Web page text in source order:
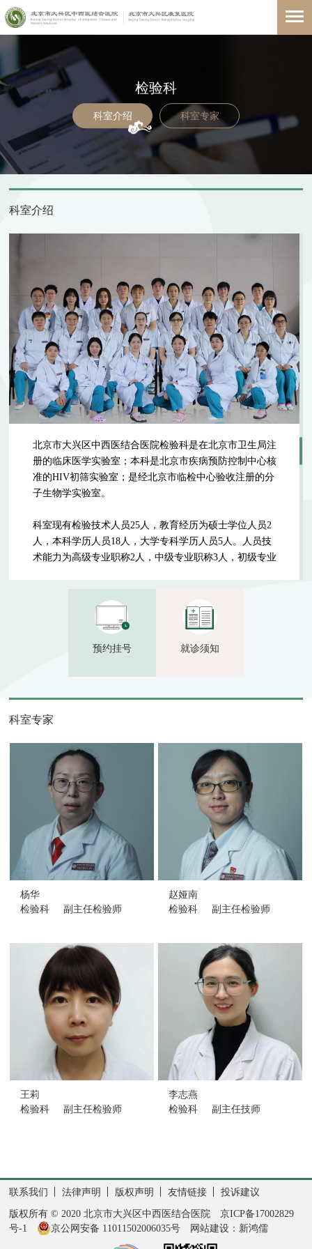
检验科
科室介绍 科室专家
科室介绍
北京市大兴区中西医结合医院检验科是在北京市卫生局注
册的临床医学实验室；本科是北京市疾病预防控制中心核
准的HIV初筛实验室；是经北京市临检中心验收注册的分
子生物学实验室。
科室现有检验技术人员25人，教育经历为硕士学位人员2
人，本科学历人员18人，大学专科学历人员5人。人员技
术能力为高级专业职称2人，中级专业职称3人，初级专业
进取精神的团队。
疫学、临床微生物专业、HIV初筛实验室、细胞分子遗传
项检测项目。
器设备。包括全自动血细胞分析系统、全自动尿液有形成
份分析系统、全自动大型生化分析仪、全自动大型免疫分
析设备、全自动凝血分析仪、全自动血培养仪、全自动微
生物鉴定药敏分析仪、全自动荧光定量基因扩增分析仪等
设备，实现了临床检验自动化和标准化，全方位为患者和
临床科研提供准确及时的检验服务。同时建立了完善的质
量管理体系，科室硬件和软件建设实现了跨越式发展，成
为设备先进、功能完善、检测水平较高、管理规范、质量
可靠的综合性临床检验实验室。
检验科深入践行于科学发展观，本着“以病人为中心”的服
项目;不断评价和优化已开展的检验技术;不断加强质量理
体系建设，提高检验质量和效益;我们的目标是高效、快
速、准确、求真！
咨询电话：010-61278007
预约挂号 就诊须知
科室专家
杨华
检验科
副主任检验师
赵娅南
检验科
副主任检验师
王莉
检验科
副主任检验师
李志燕
检验科
副主任技师
联系我们 法律声明 版权声明 友情链接 投诉建议
版权所有 © 2020 北京市大兴区中西医结合医院
京ICP备17002829
号-1
京公网安备 11011502006035号 网站建设：新鸿儒